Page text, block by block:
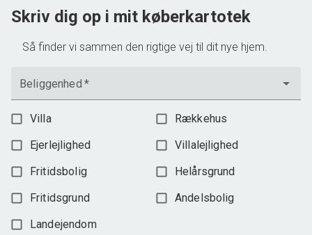
Skriv dig op i mit køberkartotek
Så finder vi sammen den rigtige vej til dit nye hjem.
Beliggenhed *
Villa
Rækkehus
Ejerlejlighed
Villalejlighed
Fritidsbolig
Helårsgrund
Fritidsgrund
Andelsbolig
Landejendom